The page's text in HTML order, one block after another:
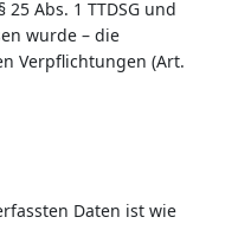
25 Abs. 1 TTDSG und
wurde – die
Verpflichtungen (Art.
Daten ist wie